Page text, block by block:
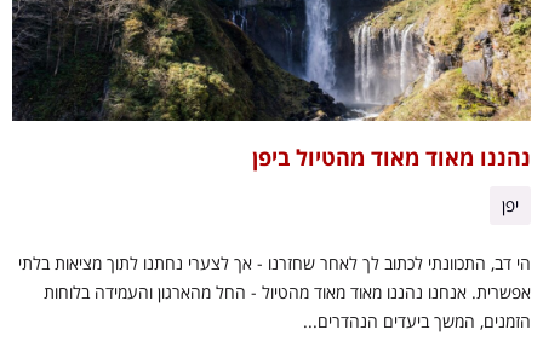
נהננו מאוד מאוד מהטיול ביפן
יפן
הי דב, התכוונתי לכתוב לך לאחר שחזרנו - אך לצערי נחתנו לתוך מציאות בלתי
אפשרית. אנחנו נהננו מאוד מאוד מהטיול - החל מהארגון והעמידה בלוחות
הזמנים, המשך ביעדים הנהדרים...